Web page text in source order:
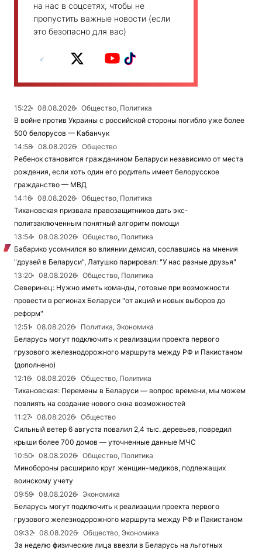
на нас в соцсетях, чтобы не
пропустить важные новости (если
это безопасно для вас)
15:22 08.08.2026
Общество, Политика
В войне против Украины с российской стороны погибло уже более
500 белорусов — Кабанчук
14:58
08.08.2026
Общество
Ребенок становится гражданином Беларуси независимо от места
рождения, если хоть один его родитель имеет белорусское
гражданство — МВД
14:16
08.08.2026
Общество, Политика
Тихановская призвала правозащитников дать экс-
политзаключенным понятный алгоритм помощи
13:54
08.08.2026
Общество, Политика
Бабарико усомнился во влиянии демсил, сославшись на мнения
"друзей в Беларуси", Латушко парировал: "У нас разные друзья"
13:20
08.08.2026
Общество, Политика
Северинец: Нужно иметь команды, готовые при возможности
провести в регионах Беларуси "от акций и новых выборов до
реформ"
12:51
08.08.2026
Политика, Экономика
Беларусь могут подключить к реализации проекта первого
грузового железнодорожного маршрута между РФ и Пакистаном
(дополнено)
12:16
08.08.2026
Общество, Политика
Тихановская: Перемены в Беларуси — вопрос времени, мы можем
повлиять на создание нового окна возможностей
11:27
08.08.2026
Общество
Сильный ветер 6 августа повалил 2,4 тыс. деревьев, повредил
крыши более 700 домов — уточненные данные МЧС
10:50
08.08.2026
Общество, Политика
Минобороны расширило круг женщин-медиков, подлежащих
воинскому учету
09:59
08.08.2026
Экономика
Беларусь могут подключить к реализации проекта первого
грузового железнодорожного маршрута между РФ и Пакистаном
09:32
08.08.2026
Общество, Экономика
За неделю физические лица ввезли в Беларусь на льготных